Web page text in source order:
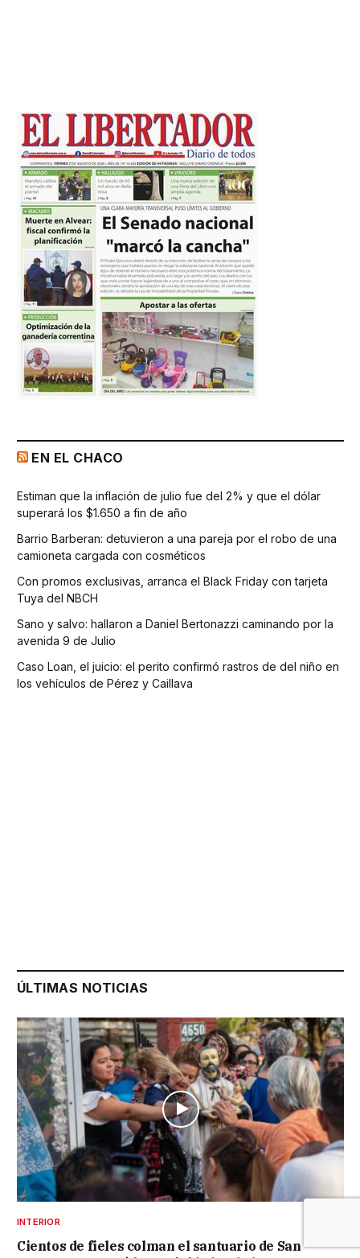
EN EL CHACO
Estiman que la inflación de julio fue del 2% y que el dólar
superará los $1.650 a fin de año
Barrio Barberan: detuvieron a una pareja por el robo de una
camioneta cargada con cosméticos
Con promos exclusivas, arranca el Black Friday con tarjeta
Tuya del NBCH
Sano y salvo: hallaron a Daniel Bertonazzi caminando por la
avenida 9 de Julio
Caso Loan, el juicio: el perito confirmó rastros de del niño en
los vehículos de Pérez y Caillava
ÚLTIMAS NOTICIAS
INTERIOR
Cientos de fieles colman el santuario de San